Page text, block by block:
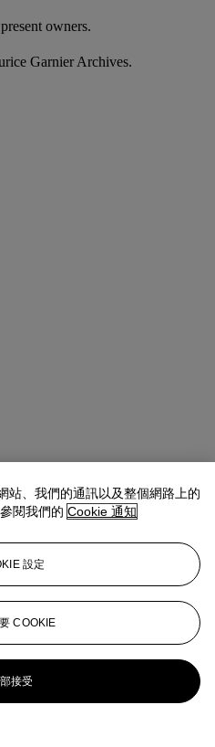
owners.
Garnier Archives.
Head of Core Sales
20 7389 2262
代藝術 （日間拍
站、我們的通訊以及整個網路上的
閱我們的 Cookie 通知
設定
COOKIE
接受